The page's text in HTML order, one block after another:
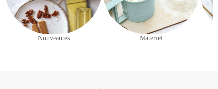
Nouveautés Matériel